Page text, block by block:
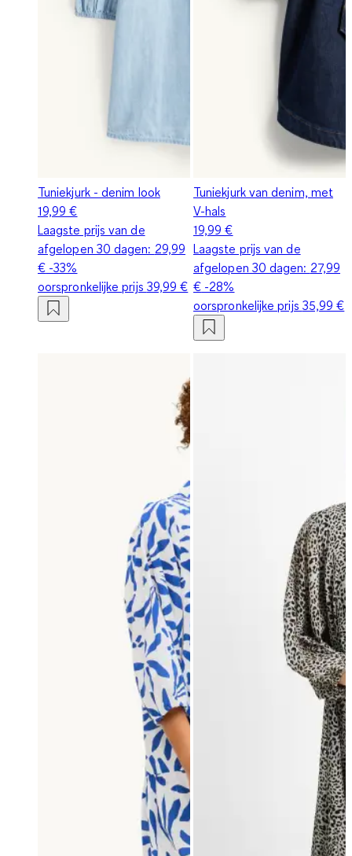
Tuniekjurk - denim look
19,99 €
Laagste prijs van de
afgelopen 30 dagen: 29,99
€ -33%
oorspronkelijke prijs 39,99 €
Tuniekjurk van denim, met
V-hals
19,99 €
Laagste prijs van de
afgelopen 30 dagen: 27,99
€ -28%
oorspronkelijke prijs 35,99 €